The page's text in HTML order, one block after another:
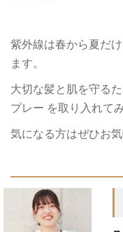
紫外線は春から夏だ
ます。
大切な髪と肌を守る
プレー を取り入れて
気になる方はぜひお